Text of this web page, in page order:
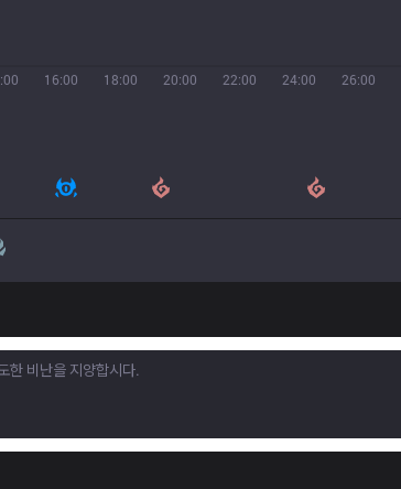
16:00 18:00 20:00 22:00 24:00 26:00